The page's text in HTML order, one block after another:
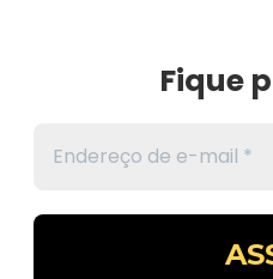
Fique